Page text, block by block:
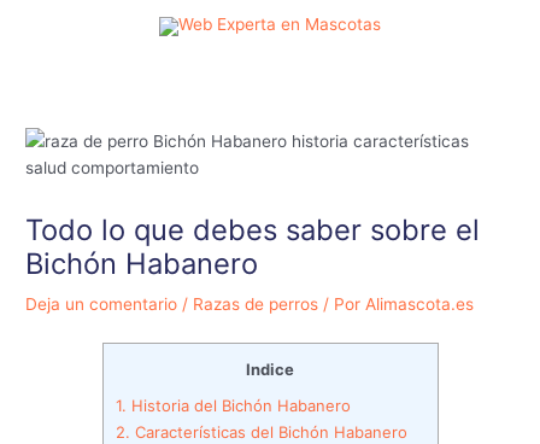
Todo lo que debes saber sobre el
Bichón Habanero
Deja un comentario / Razas de perros / PorAlimascota.es
Indice
1. Historia del Bichón Habanero
2. Características del Bichón Habanero